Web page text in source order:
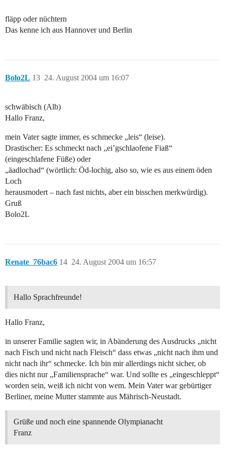
fläpp oder nüchtern
Das kenne ich aus Hannover und Berlin
Bolo2L 24. August 2004 um 16:07
13
schwäbisch (Alb)
Hallo Franz,
mein Vater sagte immer, es schmecke „leis“ (leise).
Drastischer: Es schmeckt nach „ei’gschlaofene Fiaß“
(eingeschlafene Füße) oder
„äadlochad“ (wörtlich: Öd-lochig, also so, wie es aus einem öden
Loch
herausmodert – nach fast nichts, aber ein bisschen merkwürdig).
Gruß
Bolo2L
Renate_76bac6 24. August 2004 um 16:57
14
Hallo Sprachfreunde!
Hallo Franz,
in unserer Familie sagten wir, in Abänderung des Ausdrucks „nicht
nach Fisch und nicht nach Fleisch“ dass etwas „nicht nach ihm und
nicht nach ihr“ schmecke. Ich bin mir allerdings nicht sicher, ob
dies nicht nur „Familiensprache“ war. Und sollte es „eingeschleppt“
worden sein, weiß ich nicht von wem. Mein Vater war gebürtiger
Berliner, meine Mutter stammte aus Mährisch-Neustadt.
Grüße und noch eine spannende Olympianacht
Franz